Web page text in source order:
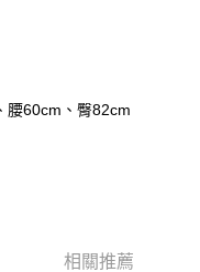
腰60cm、臀82cm
相關推薦